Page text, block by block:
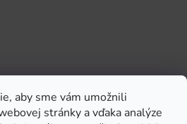
aby sme vám umožnili
stránky a vďaka analýze